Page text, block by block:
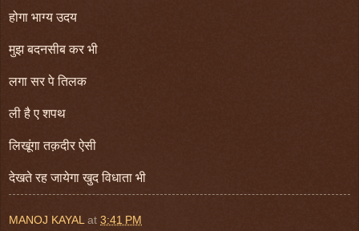
होगा भाग्य उदय
मुझ बदनसीब कर भी
लगा सर पे तिलक
ली है ए शपथ
लिखूंगा तक़दीर ऐसी
देखते रह जायेगा खुद विधाता भी
MANOJ KAYAL at 3:41 PM